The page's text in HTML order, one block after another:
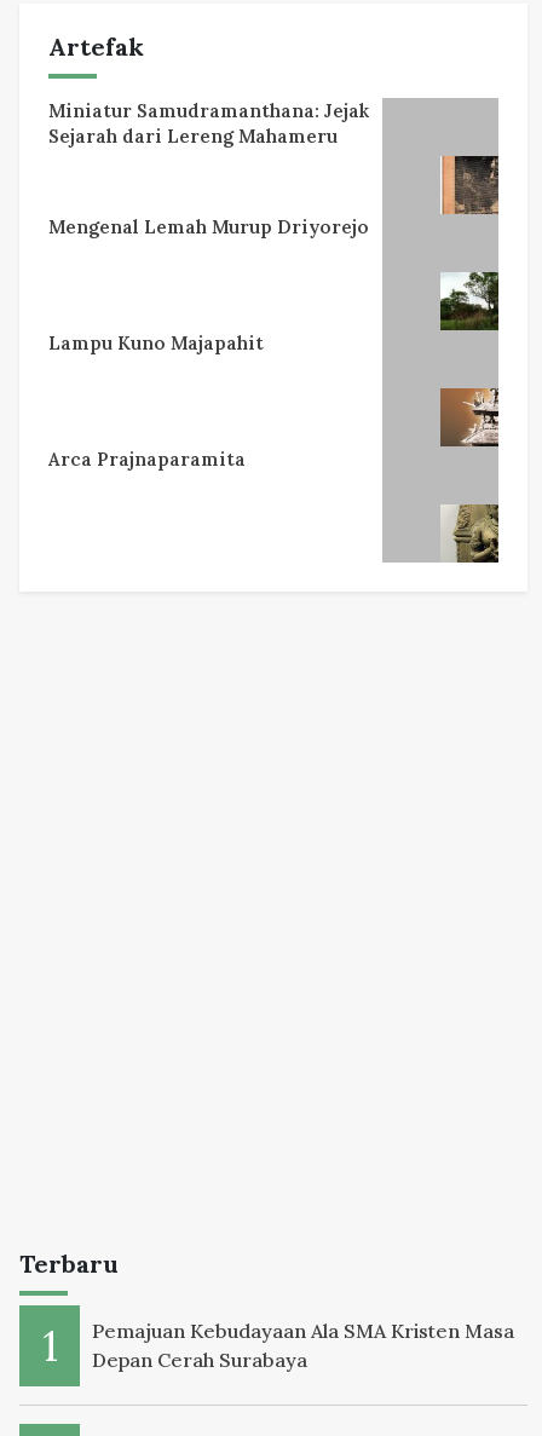
Artefak
Miniatur Samudramanthana: Jejak
Sejarah dari Lereng Mahameru
Mengenal Lemah Murup Driyorejo
Lampu Kuno Majapahit
Arca Prajnaparamita
Terbaru
Pemajuan Kebudayaan Ala SMA Kristen Masa
Depan Cerah Surabaya